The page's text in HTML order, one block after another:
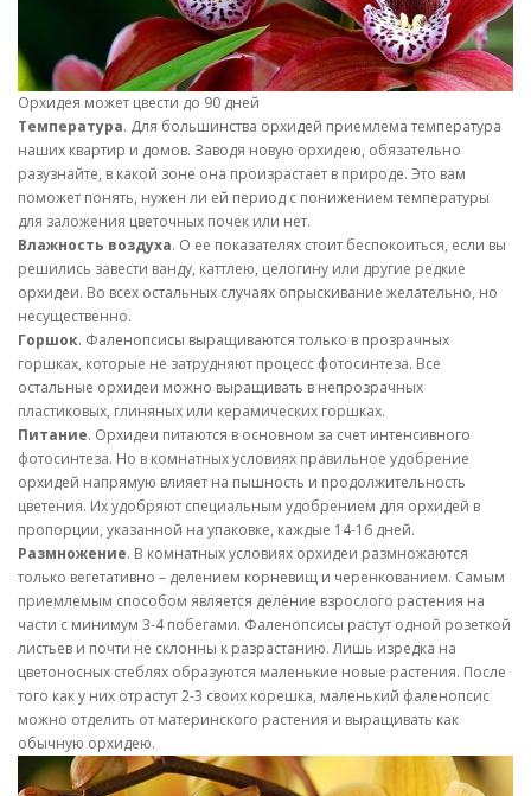
Орхидея может цвести до 90 дней
Температура. Для большинства орхидей приемлема температура
наших квартир и домов. Заводя новую орхидею, обязательно
разузнайте, в какой зоне она произрастает в природе. Это вам
поможет понять, нужен ли ей период с понижением температуры
для заложения цветочных почек или нет.
Влажность воздуха. О ее показателях стоит беспокоиться, если вы
решились завести ванду, каттлею, целогину или другие редкие
орхидеи. Во всех остальных случаях опрыскивание желательно, но
несущественно.
Горшок. Фаленопсисы выращиваются только в прозрачных
горшках, которые не затрудняют процесс фотосинтеза. Все
остальные орхидеи можно выращивать в непрозрачных
пластиковых, глиняных или керамических горшках.
Питание. Орхидеи питаются в основном за счет интенсивного
фотосинтеза. Но в комнатных условиях правильное удобрение
орхидей напрямую влияет на пышность и продолжительность
цветения. Их удобряют специальным удобрением для орхидей в
пропорции, указанной на упаковке, каждые 14-16 дней.
Размножение. В комнатных условиях орхидеи размножаются
только вегетативно – делением корневищ и черенкованием. Самым
приемлемым способом является деление взрослого растения на
части с минимум 3-4 побегами. Фаленопсисы растут одной розеткой
листьев и почти не склонны к разрастанию. Лишь изредка на
цветоносных стеблях образуются маленькие новые растения. После
того как у них отрастут 2-3 своих корешка, маленький фаленопсис
можно отделить от материнского растения и выращивать как
обычную орхидею.